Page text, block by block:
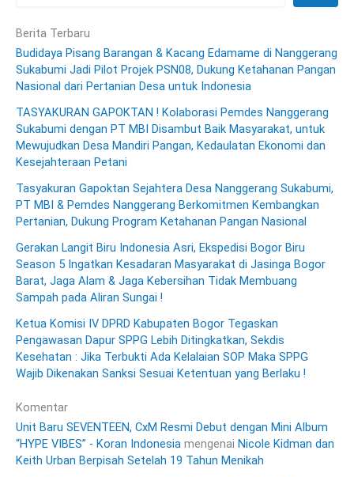
Berita Terbaru
Budidaya Pisang Barangan & Kacang Edamame di Nanggerang
Sukabumi Jadi Pilot Projek PSN08, Dukung Ketahanan Pangan
Nasional dari Pertanian Desa untuk Indonesia
TASYAKURAN GAPOKTAN ! Kolaborasi Pemdes Nanggerang
Sukabumi dengan PT MBI Disambut Baik Masyarakat, untuk
Mewujudkan Desa Mandiri Pangan, Kedaulatan Ekonomi dan
Kesejahteraan Petani
Tasyakuran Gapoktan Sejahtera Desa Nanggerang Sukabumi,
PT MBI & Pemdes Nanggerang Berkomitmen Kembangkan
Pertanian, Dukung Program Ketahanan Pangan Nasional
Gerakan Langit Biru Indonesia Asri, Ekspedisi Bogor Biru
Season 5 Ingatkan Kesadaran Masyarakat di Jasinga Bogor
Barat, Jaga Alam & Jaga Kebersihan Tidak Membuang
Sampah pada Aliran Sungai !
Ketua Komisi IV DPRD Kabupaten Bogor Tegaskan
Pengawasan Dapur SPPG Lebih Ditingkatkan, Sekdis
Kesehatan : Jika Terbukti Ada Kelalaian SOP Maka SPPG
Wajib Dikenakan Sanksi Sesuai Ketentuan yang Berlaku !
Komentar
Unit Baru SEVENTEEN, CxM Resmi Debut dengan Mini Album
“HYPE VIBES” - Koran Indonesia mengenai Nicole Kidman dan
Keith Urban Berpisah Setelah 19 Tahun Menikah